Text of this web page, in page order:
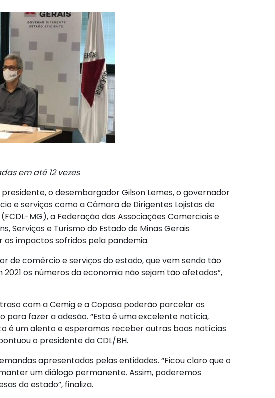
em até 12 vezes
o desembargador Gilson Lemes, o governador
e serviços como a Câmara de Dirigentes Lojistas de
MG), a Federação das Associações Comerciais e
Serviços e Turismo do Estado de Minas Gerais
impactos sofridos pela pandemia.
de comércio e serviços do estado, que vem sendo tão
os números da economia não sejam tão afetados”,
com a Cemig e a Copasa poderão parcelar os
para fazer a adesão. “Esta é uma excelente notícia,
é um alento e esperamos receber outras boas notícias
o presidente da CDL/BH.
apresentadas pelas entidades. “Ficou claro que o
um diálogo permanente. Assim, poderemos
do estado”, finaliza.